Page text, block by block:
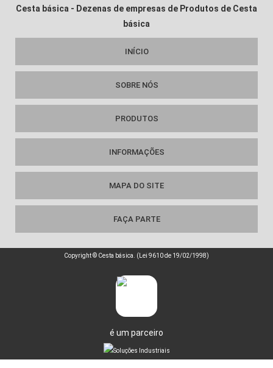
Cesta básica - Dezenas de empresas de Produtos de Cesta
básica
INÍCIO
SOBRE NÓS
PRODUTOS
INFORMAÇÕES
MAPA DO SITE
FAÇA PARTE
Copyright © Cesta básica. (Lei 9610 de 19/02/1998)
é um parceiro